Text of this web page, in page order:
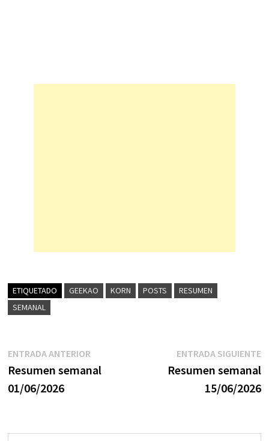
ETIQUETADO GEEKAO KORN POSTS
RESUMEN
SEMANAL
Navegación
de
entradas
ENTRADA ANTERIOREntrada
anterior:
Resumen semanal
01/06/2026
ENTRADA SIGUIENTE
Resumen semanal
15/06/2026